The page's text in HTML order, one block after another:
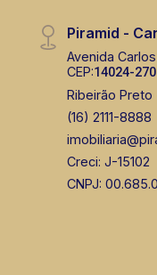
Piramid -
Avenida
CEP:14024-270
Ribeirão Preto
(16) 2111-8888
Creci: J-15102
CNPJ: